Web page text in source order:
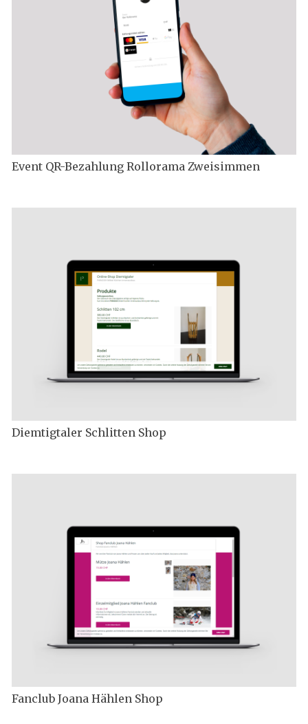
Event QR-Bezahlung Rollorama Zweisimmen
Diemtigtaler Schlitten Shop
Fanclub Joana Hählen Shop